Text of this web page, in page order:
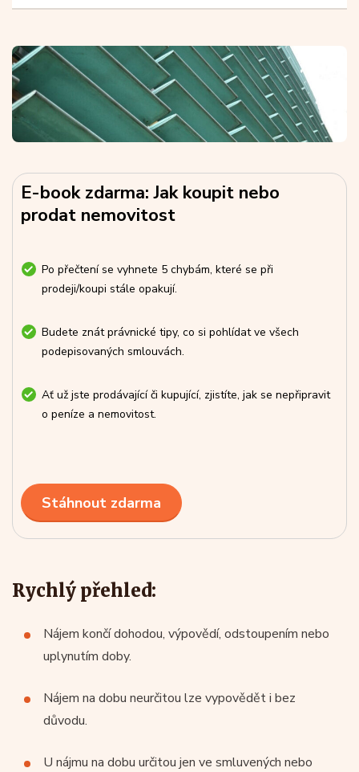
E-book zdarma: Jak koupit nebo
prodat nemovitost
Po přečtení se vyhnete 5 chybám, které se při
prodeji/koupi stále opakují.
Budete znát právnické tipy, co si pohlídat ve všech
podepisovaných smlouvách.
Ať už jste prodávající či kupující, zjistíte, jak se nepřipravit
o peníze a nemovitost.
Stáhnout zdarma
Rychlý přehled:
Nájem končí dohodou, výpovědí, odstoupením nebo
uplynutím doby.
Nájem na dobu neurčitou lze vypovědět i bez
důvodu.
U nájmu na dobu určitou jen ve smluvených nebo